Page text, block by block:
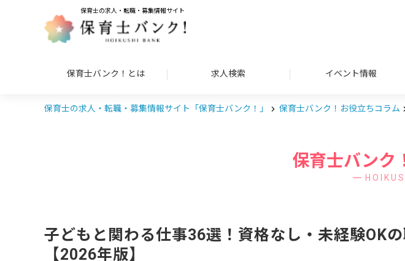
保育士の求人・転職・募集情報サイト
保育士バンク！とは 求人検索 イベント情報
保育士の求人・転職・募集情報サイト「保育士バンク！」 保育士バンク！お役立ちコラム
保育士バンク
子どもと関わる仕事36選！資格なし・未経験OK
【2026年版】